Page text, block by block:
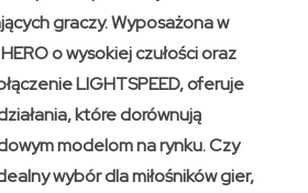
graczy. Wyposażona w
o wysokiej czułości oraz
LIGHTSPEED, oferuje
które dorównują
modelom na rynku. Czy
wybór dla miłośników gier,